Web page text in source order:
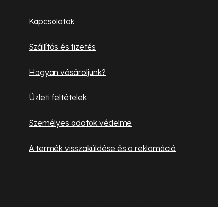
Kapcsolatok
Szállítás és fizetés
Hogyan vásároljunk?
Üzleti feltételek
Személyes adatok védelme
A termék visszaküldése és a reklamáció